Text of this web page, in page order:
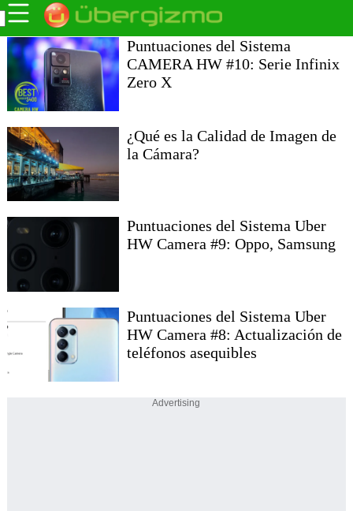
Puntuaciones del Sistema
CAMERA HW #10: Serie Infinix
Zero X
¿Qué es la Calidad de Imagen de
la Cámara?
Puntuaciones del Sistema Uber
HW Camera #9: Oppo, Samsung
Puntuaciones del Sistema Uber
HW Camera #8: Actualización de
teléfonos asequibles
Advertising